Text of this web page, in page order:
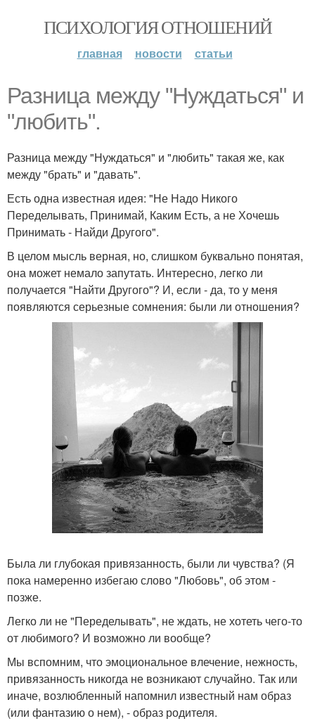
ПСИХОЛОГИЯ ОТНОШЕНИЙ
главная новости статьи
Разница между "Нуждаться" и
"любить".
Разница между "Нуждаться" и "любить" такая же, как
между "брать" и "давать".
Есть одна известная идея: "Не Надо Никого
Переделывать, Принимай, Каким Есть, а не Хочешь
Принимать - Найди Другого".
В целом мысль верная, но, слишком буквально понятая,
она может немало запутать. Интересно, легко ли
получается "Найти Другого"? И, если - да, то у меня
появляются серьезные сомнения: были ли отношения?
Была ли глубокая привязанность, были ли чувства? (Я
пока намеренно избегаю слово "Любовь", об этом -
позже.
Легко ли не "Переделывать", не ждать, не хотеть чего-то
от любимого? И возможно ли вообще?
Мы вспомним, что эмоциональное влечение, нежность,
привязанность никогда не возникают случайно. Так или
иначе, возлюбленный напомнил известный нам образ
(или фантазию о нем), - образ родителя.